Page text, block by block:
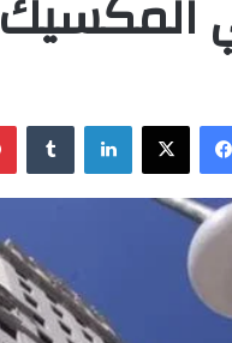
المكسيك
فيسبوك ‫X لينكدإن ‏Tumblr